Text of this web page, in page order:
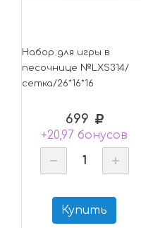
Набор для игры в
песочнице №LXS314/
сетка/26*16*16
699
+20,97 бонусов
Купить